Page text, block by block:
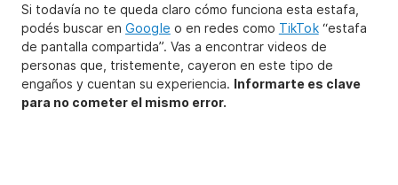
Si todavía no te queda claro cómo funciona esta estafa,
podés buscar en Google o en redes como TikTok“estafa
de pantalla compartida”. Vas a encontrar videos de
personas que, tristemente, cayeron en este tipo de
engaños y cuentan su experiencia. Informarte es clave
para no cometer el mismo error.